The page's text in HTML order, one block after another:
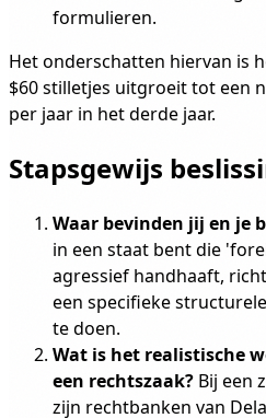
formulieren.
Het onderschatten hiervan is
$60 stilletjes uitgroeit tot een
per jaar in het derde jaar.
Stapsgewijs
Waar bevinden jij en je
in een staat bent die
agressief handhaaft,
een specifieke
te doen.
Wat is het realistische
een rechtszaak? Bij een
zijn rechtbanken van